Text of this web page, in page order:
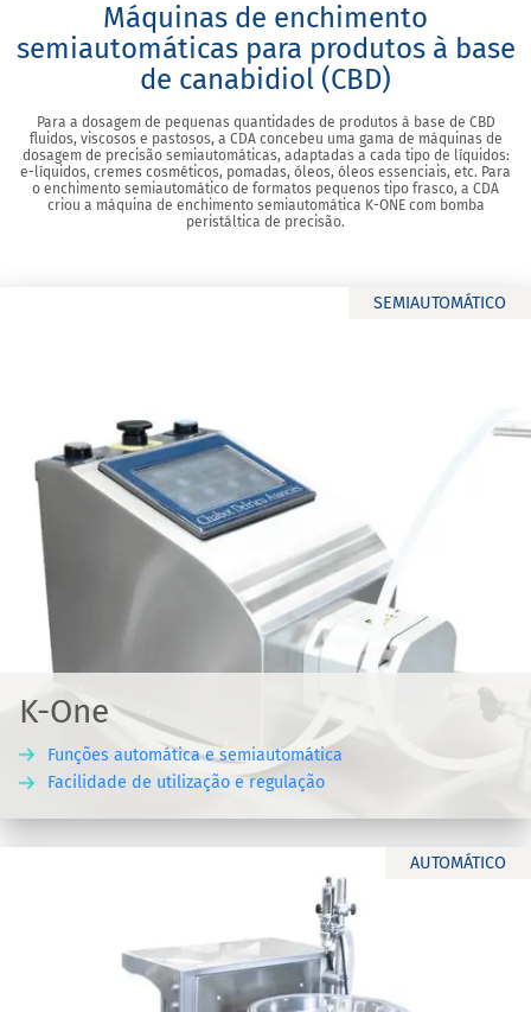
Máquinas de enchimento
semiautomáticas para produtos à base
de canabidiol (CBD)
Para a dosagem de pequenas quantidades de produtos à base de CBD
fluidos, viscosos e pastosos, a CDA concebeu uma gama de máquinas de
dosagem de precisão semiautomáticas, adaptadas a cada tipo de líquidos:
e-líquidos, cremes cosméticos, pomadas, óleos, óleos essenciais, etc. Para
o enchimento semiautomático de formatos pequenos tipo frasco, a CDA
criou a máquina de enchimento semiautomática K-ONE com bomba
peristáltica de precisão.
SEMIAUTOMÁTICO
K-One
Funções automática e semiautomática
Facilidade de utilização e regulação
AUTOMÁTICO